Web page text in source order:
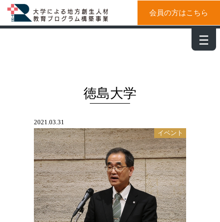
会員の方はこちら
－
－
－
徳島大学
2021.03.31
イベント
「COC+R」キックオフシンポジウムが開
催されました。